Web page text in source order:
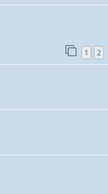
1 2